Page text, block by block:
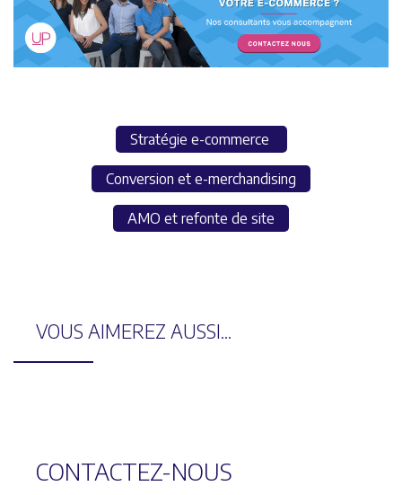
Stratégie e-commerce
Conversion et e-merchandising
AMO et refonte de site
VOUS AIMEREZ AUSSI...
CONTACTEZ-NOUS